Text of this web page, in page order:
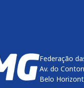
Federação
Av. do
Belo
btn-04